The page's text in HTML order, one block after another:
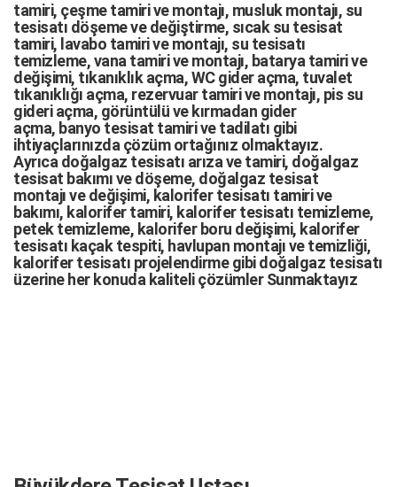
tamiri, çeşme tamirivemontajı, musluk montajı, su
tesisatı döşemeve değiştirme, sıcak su tesisat
tamiri, lavabo tamirivemontajı, su tesisatı
temizleme,vana tamirivemontajı, batarya tamirive
değişimi, tıkanıklık açma,WC gider açma, tuvalet
tıkanıklığı açma, rezervuar tamirive montajı, pis su
gideri açma, görüntülü ve kırmadan gider
açma, banyo tesisat tamirivetadilatı gibi
ihtiyaçlarınızda çözüm ortağınız olmaktayız.
Ayrıca doğalgaz tesisatı arızave tamiri, doğalgaz
tesisat bakımıve döşeme, doğalgaz tesisat
montajıve değişimi, kalorifer tesisatı tamiri ve
bakımı, kalorifer tamiri, kalorifer tesisatı temizleme,
petek temizleme, kalorifer boru değişimi, kalorifer
tesisatı kaçak tespiti, havlupan montajı ve temizliği,
kalorifer tesisatı projelendirme gibi d oğalgaz tesisatı
üzerine her konuda kaliteli çözümler Sunmaktayız